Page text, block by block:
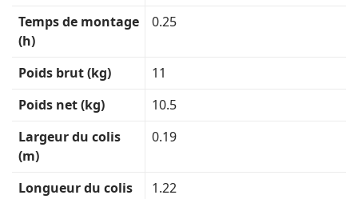
Temps de montage
(h)
0.25
Poids brut (kg)
11
Poids net (kg)
10.5
Largeur du colis
(m)
0.19
Longueur du colis
1.22